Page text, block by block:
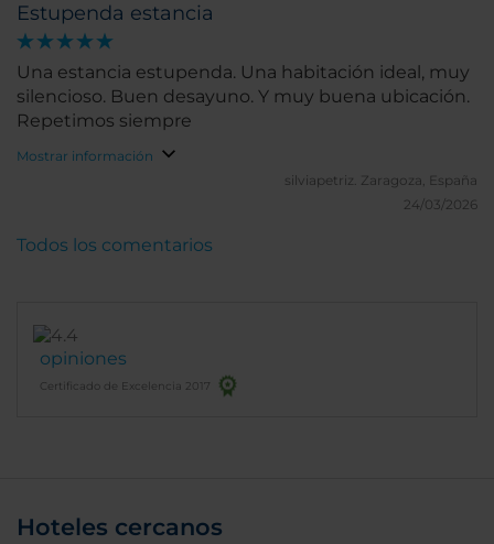
Estupenda estancia
Una estancia estupenda. Una habitación ideal, muy
silencioso. Buen desayuno. Y muy buena ubicación.
Repetimos siempre
Mostrar información
silviapetriz. Zaragoza, España
24/03/2026
opiniones
Certificado de Excelencia 2017
Todos los comentarios
Hoteles cercanos